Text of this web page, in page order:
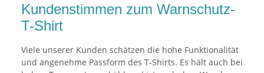
Kundenstimmen zum Warnschutz-
T-Shirt
Viele unserer Kunden schätzen die hohe Funktionalität
und angenehme Passform des T-Shirts. Es hält auch bei